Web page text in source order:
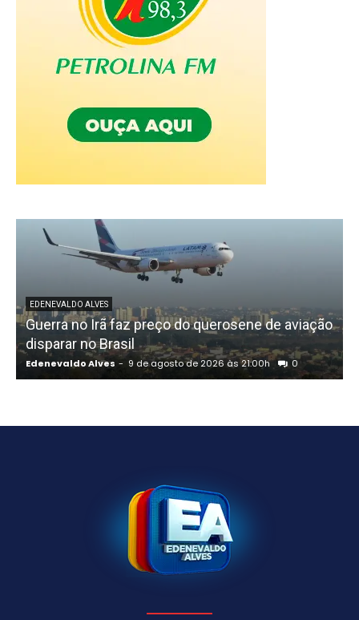
EDENEVALDO ALVES
Guerra no Irã faz preço do querosene de aviação
disparar no Brasil
Edenevaldo Alves - 9 de agosto de 2026 às 21:00h 0